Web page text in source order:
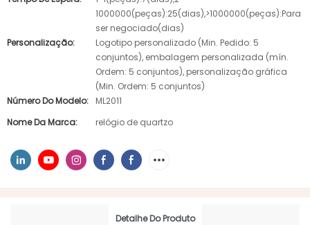
1000000(peças):25(dias),>1000000(peças):Para
ser negociado(dias)
Personalização:
Logotipo personalizado (Min. Pedido: 5
conjuntos), embalagem personalizada (mín.
Ordem: 5 conjuntos), personalização gráfica
(Min. Ordem: 5 conjuntos)
Número Do Modelo:
ML2011
Nome Da Marca:
relógio de quartzo
Detalhe Do Produto